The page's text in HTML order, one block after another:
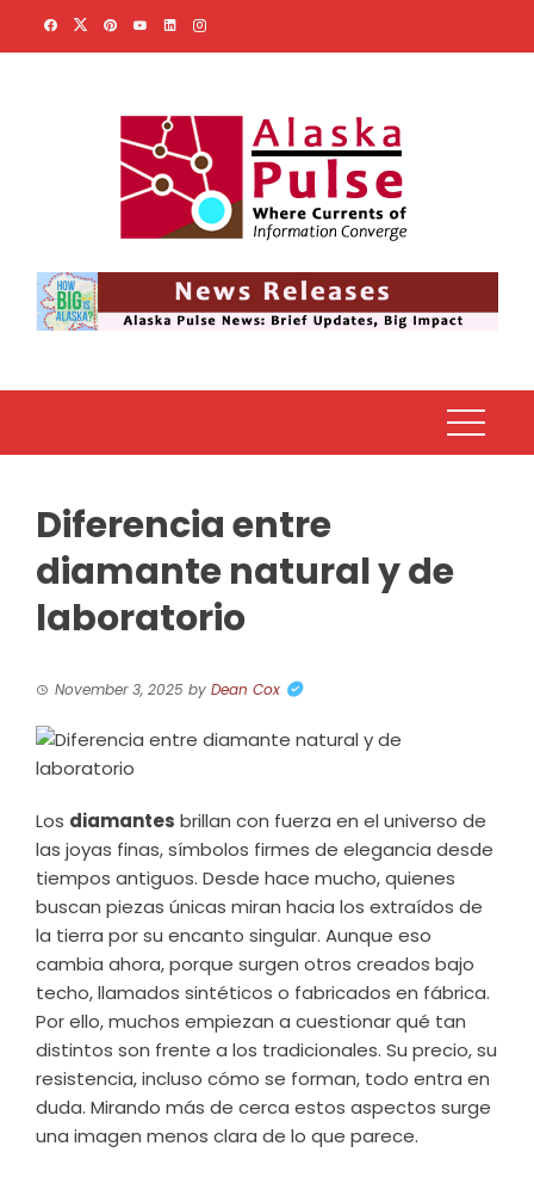
Diferencia entre
diamante natural y de
laboratorio
November 3, 2025 by Dean Cox
Los diamantes brillan con fuerza en el universo de
las joyas finas, símbolos firmes de elegancia desde
tiempos antiguos. Desde hace mucho, quienes
buscan piezas únicas miran hacia los extraídos de
la tierra por su encanto singular. Aunque eso
cambia ahora, porque surgen otros creados bajo
techo, llamados sintéticos o fabricados en fábrica.
Por ello, muchos empiezan a cuestionar qué tan
distintos son frente a los tradicionales. Su precio, su
resistencia, incluso cómo se forman, todo entra en
duda. Mirando más de cerca estos aspectos surge
una imagen menos clara de lo que parece.